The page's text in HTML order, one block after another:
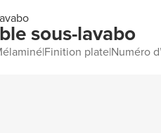
sous-lavabo
|Finition plate|Numéro